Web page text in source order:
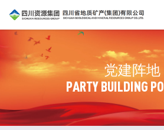
党建阵地
PARTYBUILDING PO